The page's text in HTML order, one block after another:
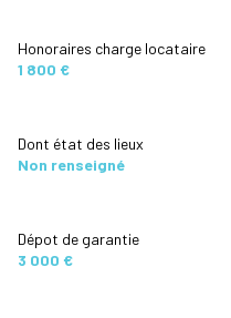
Honoraires charge locataire
1 800 €
Dont état des lieux
Non renseigné
Dépot de garantie
3 000 €